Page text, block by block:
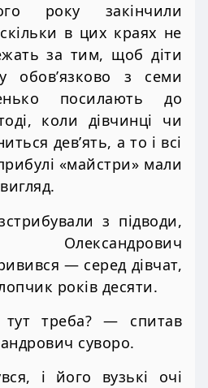
року закінчили
в цих краях не
за тим, щоб діти
обов’язково з семи
посилають до
коли дівчинці чи
дев’ять, а то і всі
«майстри» мали
з підводи,
— серед дівчат,
років десяти.
треба? — спитав
суворо.
і його вузькі очі